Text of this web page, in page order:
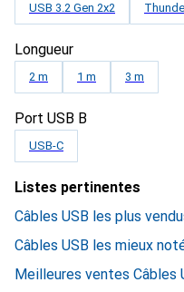
USB 3.2 Gen 2x2
Longueur
2 m 1 m 3 m
Port USB B
USB-C
Listes pertinentes
Câbles USB les plus
Câbles USB les mieux
Meilleures ventes Câbles